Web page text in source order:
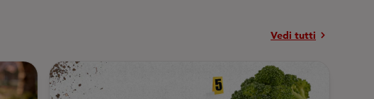
Vedi tutti chevron_right